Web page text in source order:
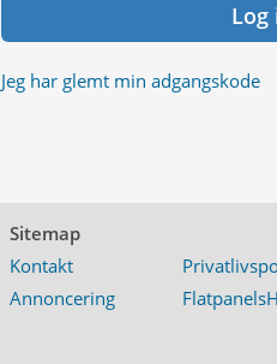
Log
Jeg har glemt min adgangskode
Sitemap
Kontakt
Annoncering